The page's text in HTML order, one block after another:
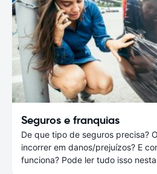
Seguros e franquias
De que tipo de seguros precisa?
incorrer em danos/prejuízos? E
funciona? Pode ler tudo isso